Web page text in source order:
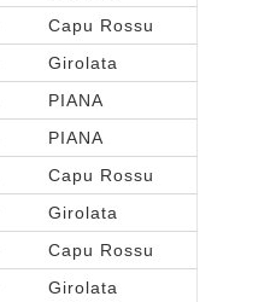
Capu Rossu
Girolata
PIANA
PIANA
Capu Rossu
Girolata
Capu Rossu
Girolata